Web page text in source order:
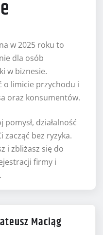
w 2025 roku to
dla osób
w biznesie.
o limicie przychodu i
oraz konsumentów.
działalność
bez ryzyka.
i zbliżasz się do
firmy i
Maciąg